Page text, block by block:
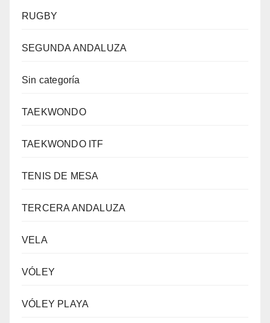
RUGBY
SEGUNDA ANDALUZA
Sin categoría
TAEKWONDO
TAEKWONDO ITF
TENIS DE MESA
TERCERA ANDALUZA
VELA
VÓLEY
VÓLEY PLAYA